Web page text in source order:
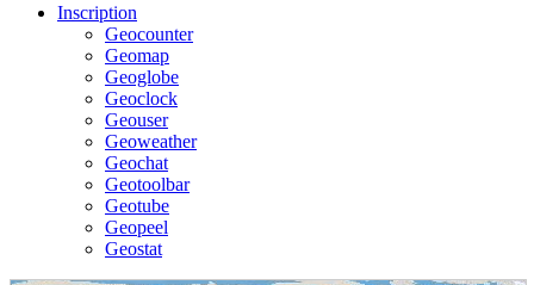
Inscription
Geocounter
Geomap
Geoglobe
Geoclock
Geouser
Geoweather
Geochat
Geotoolbar
Geotube
Geopeel
Geostat